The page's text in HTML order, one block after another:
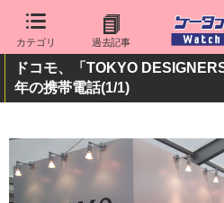
カテゴリ 過去記事
ドコモ、「TOKYO
年の携帯電話(1/1)